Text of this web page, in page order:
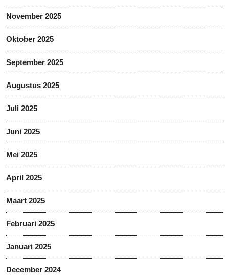
November 2025
Oktober 2025
September 2025
Augustus 2025
Juli 2025
Juni 2025
Mei 2025
April 2025
Maart 2025
Februari 2025
Januari 2025
December 2024